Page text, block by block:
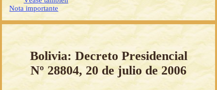
Nota importante
Bolivia: Decreto Presidencial
Nº 28804, 20 de julio de 2006